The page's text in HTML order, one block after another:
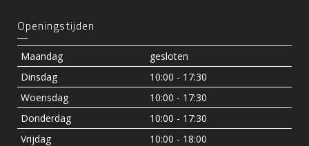
Openingstijden
Maandag
gesloten
Dinsdag
10:00 - 17:30
Woensdag
10:00 - 17:30
Donderdag
10:00 - 17:30
Vrijdag
10:00 - 18:00